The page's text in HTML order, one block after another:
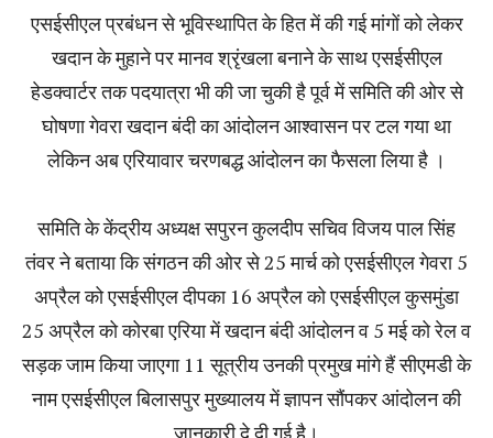
एसईसीएल प्रबंधन से भूविस्थापित के हित में की गई मांगों को लेकर
खदान के मुहाने पर मानव श्रृंखला बनाने के साथ एसईसीएल
हेडक्वार्टर तक पदयात्रा भी की जा चुकी है पूर्व में समिति की ओर से
घोषणा गेवरा खदान बंदी का आंदोलन आश्वासन पर टल गया था
लेकिन अब एरियावार चरणबद्ध आंदोलन का फैसला लिया है ।
समिति के केंद्रीय अध्यक्ष सपुरन कुलदीप सचिव विजय पाल सिंह
तंवर ने बताया कि संगठन की ओर से 25 मार्च को एसईसीएल गेवरा 5
अप्रैल को एसईसीएल दीपका 16 अप्रैल को एसईसीएल कुसमुंडा
25 अप्रैल को कोरबा एरिया में खदान बंदी आंदोलन व 5 मई को रेल व
सड़क जाम किया जाएगा 11 सूत्रीय उनकी प्रमुख मांगे हैं सीएमडी के
नाम एसईसीएल बिलासपुर मुख्यालय में ज्ञापन सौंपकर आंदोलन की